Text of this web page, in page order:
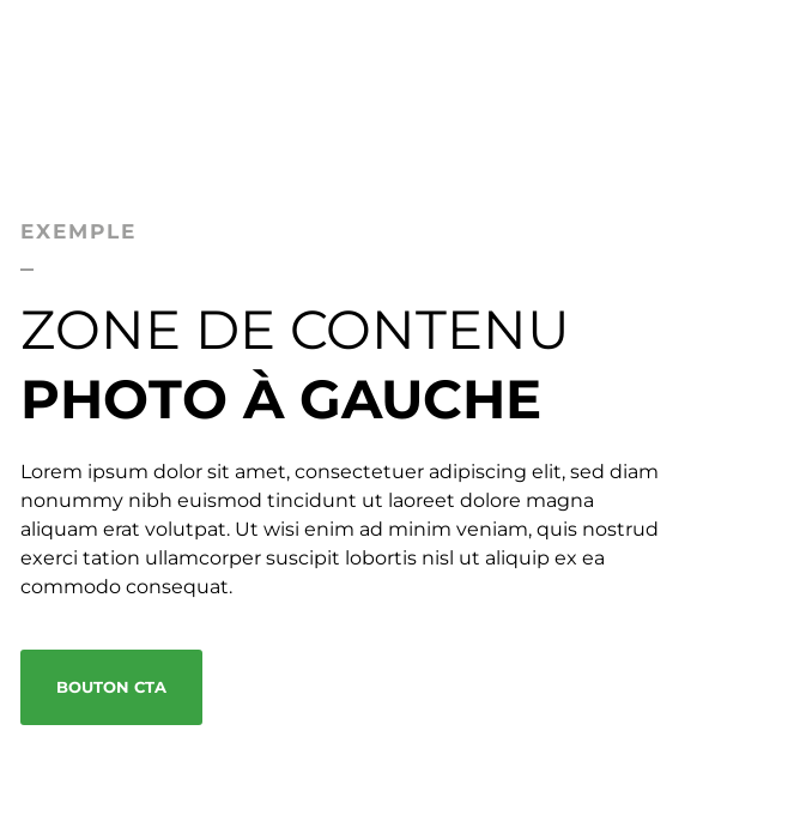
EXEMPLE
ZONE DE CONTENU
PHOTO À GAUCHE
Lorem ipsum dolor sit amet, consectetuer adipiscing elit, sed diam
nonummy nibh euismod tincidunt ut laoreet dolore magna
aliquam erat volutpat. Ut wisi enim ad minim veniam, quis nostrud
exerci tation ullamcorper suscipit lobortis nisl ut aliquip ex ea
commodo consequat.
BOUTON CTA